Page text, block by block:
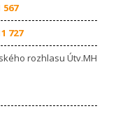
567
727
rozhlasu Útv.MH